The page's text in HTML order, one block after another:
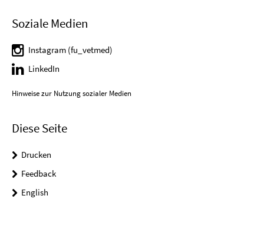
Soziale Medien
Instagram (fu_vetmed)
LinkedIn
Hinweise zur Nutzung sozialer Medien
Diese Seite
Drucken
Feedback
English